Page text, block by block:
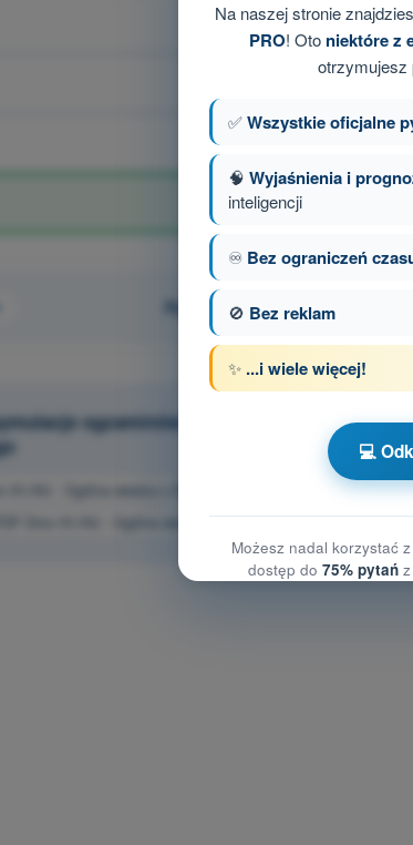
Pytanie 81 z 105
egzaminów z limitem czasowym
A1/A3 - Ogólna wiedza o BSP
Pytania treningowe Dron
Dron A1/A3 - Ogólna wiedza o BSP
Na naszej stronie
PRO! Oto niektóre z
otrzymujesz
✅Wszystkie oficjalne
🧠 Wyjaśnienia i
inteligencji
♾️ Bez ograniczeń
🚫 Bez reklam
✨ ...i wiele więcej!
💻
Możesz nadal korzystać z
dostęp do 75% pytań